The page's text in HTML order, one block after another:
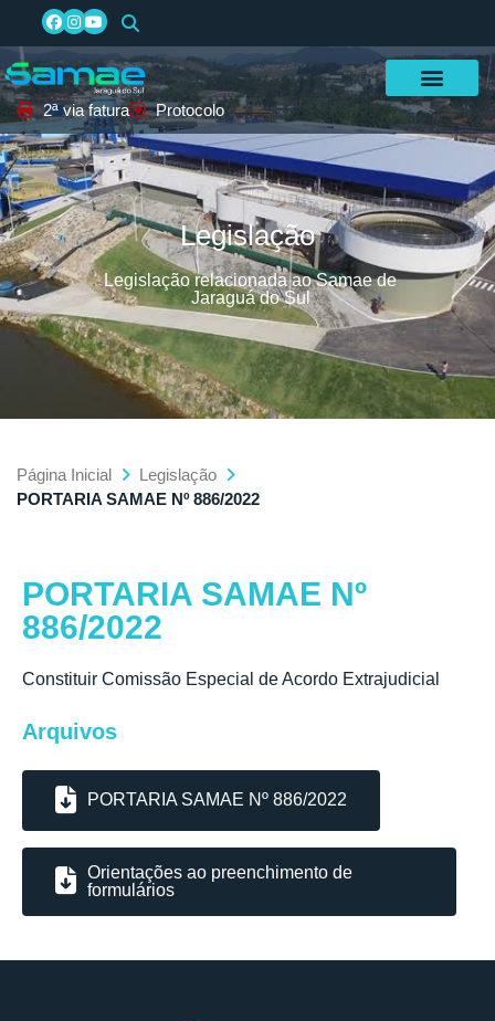
2ª via fatura Protocolo
Legislação
Legislação relacionada ao Samae de
Jaraguá do Sul
Página Inicial
Legislação
PORTARIA SAMAE Nº 886/2022
PORTARIA SAMAE Nº
886/2022
Constituir Comissão Especial de Acordo Extrajudicial
Arquivos
PORTARIA SAMAE Nº 886/2022
Orientações ao preenchimento de
formulários